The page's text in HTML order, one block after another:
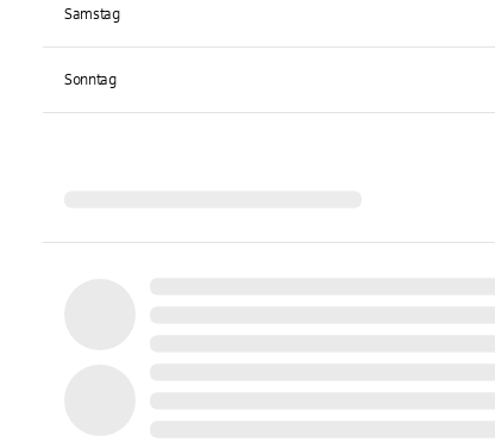
Samstag
Sonntag